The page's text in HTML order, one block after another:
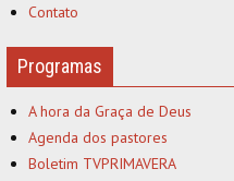
Contato
Programas
A hora da Graça de Deus
Agenda dos pastores
Boletim TVPRIMAVERA